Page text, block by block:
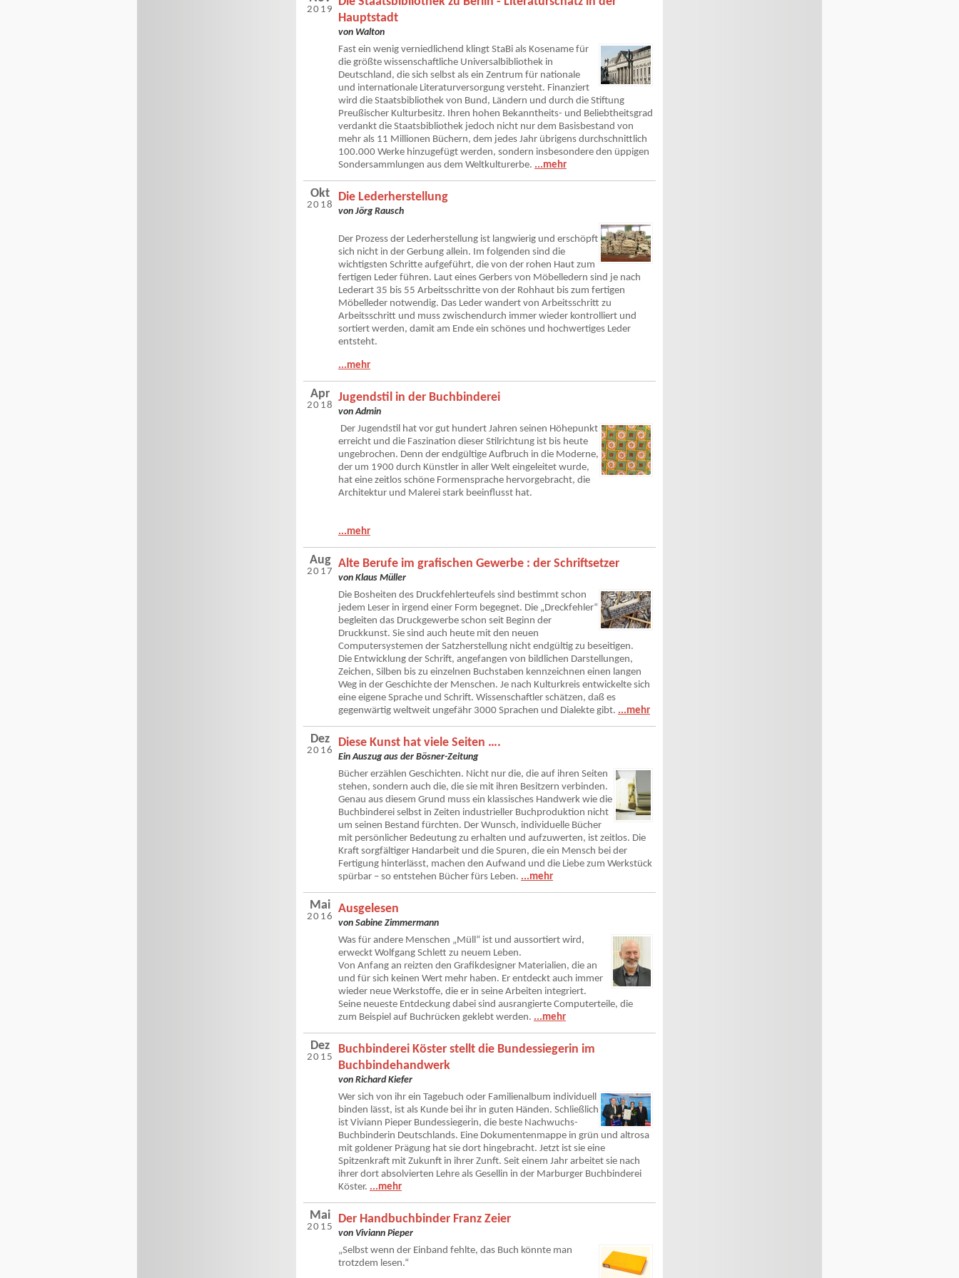
2019
Hauptstadt
von Walton
Fast ein wenig verniedlichend klingt StaBi als Kosename für
die größte wissenschaftliche Universalbibliothek in
Deutschland, die sich selbst als ein Zentrum für nationale
und internationale Literaturversorgung versteht. Finanziert
wird die Staatsbibliothek von Bund, Ländern und durch die Stiftung
Preußischer Kulturbesitz. Ihren hohen Bekanntheits- und Beliebtheitsgrad
verdankt die Staatsbibliothek jedoch nicht nur dem Basisbestand von
mehr als 11 Millionen Büchern, dem jedes Jahr übrigens durchschnittlich
100.000 Werke hinzugefügt werden, sondern insbesondere den üppigen
Sondersammlungen aus dem Weltkulturerbe. ...mehr
Okt
2018
Die Lederherstellung
von Jörg Rausch
Der Prozess der Lederherstellung ist langwierig und erschöpft
sich nicht in der Gerbung allein. Im folgenden sind die
wichtigsten Schritte aufgeführt, die von der rohen Haut zum
fertigen Leder führen. Laut eines Gerbers von Möbelledern sind je nach
Lederart 35 bis 55 Arbeitsschritte von der Rohhaut bis zum fertigen
Möbelleder notwendig. Das Leder wandert von Arbeitsschritt zu
Arbeitsschritt und muss zwischendurch immer wieder kontrolliert und
sortiert werden, damit am Ende ein schönes und hochwertiges Leder
entsteht.
...mehr
Apr
2018
Jugendstil in der Buchbinderei
von Admin
Der Jugendstil hat vor gut hundert Jahren seinen Höhepunkt
erreicht und die Faszination dieser Stilrichtung ist bis heute
ungebrochen. Denn der endgültige Aufbruch in die Moderne,
der um 1900 durch Künstler in aller Welt eingeleitet wurde,
hat eine zeitlos schöne Formensprache hervorgebracht, die
Architektur und Malerei stark beeinflusst hat.
...mehr
Aug
2017
Alte Berufe im grafischen Gewerbe : der Schriftsetzer
von Klaus Müller
Die Bosheiten des Druckfehlerteufels sind bestimmt schon
jedem Leser in irgend einer Form begegnet. Die „Dreckfehler“
begleiten das Druckgewerbe schon seit Beginn der
Druckkunst. Sie sind auch heute mit den neuen
Computersystemen der Satzherstellung nicht endgültig zu beseitigen.
Die Entwicklung der Schrift, angefangen von bildlichen Darstellungen,
Zeichen, Silben bis zu einzelnen Buchstaben kennzeichnen einen langen
Weg in der Geschichte der Menschen. Je nach Kulturkreis entwickelte sich
eine eigene Sprache und Schrift. Wissenschaftler schätzen, daß es
gegenwärtig weltweit ungefähr 3000 Sprachen und Dialekte gibt. ...mehr
Dez
2016
Diese Kunst hat viele Seiten ….
Ein Auszug aus der Bösner-Zeitung
Bücher erzählen Geschichten. Nicht nur die, die auf ihren Seiten
stehen, sondern auch die, die sie mit ihren Besitzern verbinden.
Genau aus diesem Grund muss ein klassisches Handwerk wie die
Buchbinderei selbst in Zeiten industrieller Buchproduktion nicht
um seinen Bestand fürchten. Der Wunsch, individuelle Bücher
mit persönlicher Bedeutung zu erhalten und aufzuwerten, ist zeitlos. Die
Kraft sorgfältiger Handarbeit und die Spuren, die ein Mensch bei der
Fertigung hinterlässt, machen den Aufwand und die Liebe zum Werkstück
spürbar – so entstehen Bücher fürs Leben. ...mehr
Mai
2016
Ausgelesen
von Sabine Zimmermann
Was für andere Menschen „Müll“ ist und aussortiert wird,
erweckt Wolfgang Schlett zu neuem Leben.
Von Anfang an reizten den Grafikdesigner Materialien, die an
und für sich keinen Wert mehr haben. Er entdeckt auch immer
wieder neue Werkstoffe, die er in seine Arbeiten integriert.
Seine neueste Entdeckung dabei sind ausrangierte Computerteile, die
zum Beispiel auf Buchrücken geklebt werden. ...mehr
Dez
2015
Buchbinderei Köster stellt die Bundessiegerin im
Buchbindehandwerk
von Richard Kiefer
Wer sich von ihr ein Tagebuch oder Familienalbum individuell
binden lässt, ist als Kunde bei ihr in guten Händen. Schließlich
ist Viviann Pieper Bundessiegerin, die beste Nachwuchs-
Buchbinderin Deutschlands. Eine Dokumentenmappe in grün und altrosa
mit goldener Prägung hat sie dort hingebracht. Jetzt ist sie eine
Spitzenkraft mit Zukunft in ihrer Zunft. Seit einem Jahr arbeitet sie nach
ihrer dort absolvierten Lehre als Gesellin in der Marburger Buchbinderei
Köster. ...mehr
Mai
2015
Der Handbuchbinder Franz Zeier
von Viviann Pieper
„Selbst wenn der Einband fehlte, das Buch könnte man
trotzdem lesen.“